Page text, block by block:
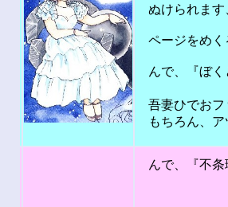
ぬけられます
ページをめく
んで、『ぼく
吾妻ひでおフ
もちろん、ア
んで、『不条